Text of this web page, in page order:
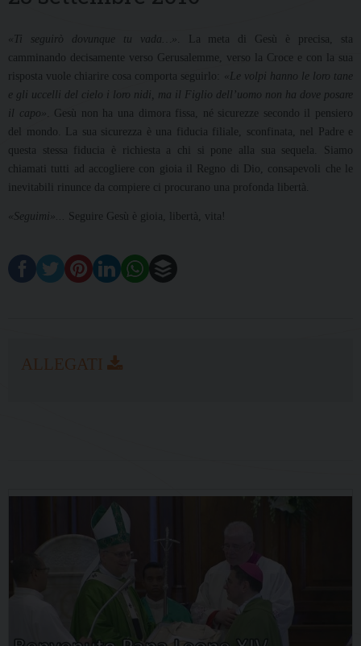
«Ti seguirò dovunque tu vada…» . La meta di Gesù è precisa, sta
camminando decisamente verso Gerusalemme, verso la Croce e con la sua
risposta vuole chiarire cosa comporta seguirlo: «Le volpi hanno le loro tane
e gli uccelli del cielo i loro nidi, ma il Figlio dell’uomo non ha dove posare
il capo» . Gesù non ha una dimora fissa, né sicurezze secondo il pensiero
del mondo. La sua sicurezza è una fiducia filiale, sconfinata, nel Padre e
questa stessa fiducia è richiesta a chi si pone alla sua sequela. Siamo
chiamati tutti ad accogliere con gioia il Regno di Dio, consapevoli che le
inevitabili rinunce da compiere ci procurano una profonda libertà.
«Seguimi»... Seguire Gesù è gioia, libertà, vita!